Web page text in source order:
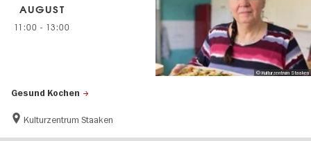
Gesund Kochen
Kulturzentrum Staaken
AUGUST
11:00 - 13:00
© Kulturzentrum Staaken